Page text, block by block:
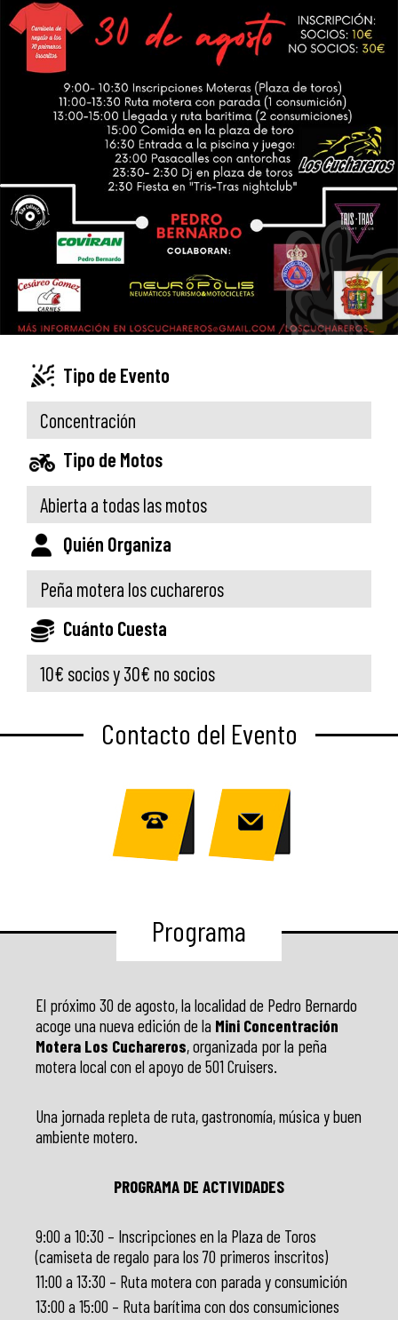
Tipo de Evento
Concentración
Tipo de Motos
Abierta a todas las motos
Quién Organiza
Peña motera los cuchareros
Cuánto Cuesta
10€ socios y 30€ no socios
Contacto del Evento
Programa
El próximo 30 de agosto, la localidad de Pedro Bernardo
acoge una nueva edición de la Mini Concentración
Motera Los Cuchareros, organizada por la peña
motera local con el apoyo de 501 Cruisers.
Una jornada repleta de ruta, gastronomía, música y buen
ambiente motero.
PROGRAMA DE ACTIVIDADES
9:00 a 10:30 – Inscripciones en la Plaza de Toros
(camiseta de regalo para los 70 primeros inscritos)
11:00 a 13:30 – Ruta motera con parada y consumición
13:00 a 15:00 – Ruta barítima con dos consumiciones